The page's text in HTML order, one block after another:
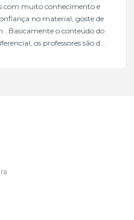
com muito conhecimento e
no material, goste de
o conteúdo do
os professores são de
pública.Eu sempre
ano passado para que eu
corrigir minha rota.E além
que fizeram um
ele tem que perder tempo
edital é muito
informação, então vocês
quando eu me sentia